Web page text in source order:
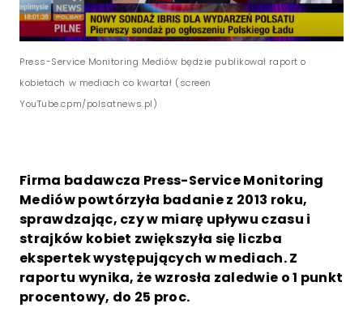
Press-Service Monitoring Mediów będzie publikował raport o
kobietach w mediach co kwartał (screen
YouTube.cpm/polsatnews.pl)
Firma badawcza Press-Service Monitoring
Mediów powtórzyła badanie z 2013 roku,
sprawdzając, czy w miarę upływu czasu i
strajków kobiet zwiększyła się liczba
ekspertek występujących w mediach. Z
raportu wynika, że wzrosła zaledwie o 1 punkt
procentowy, do 25 proc.